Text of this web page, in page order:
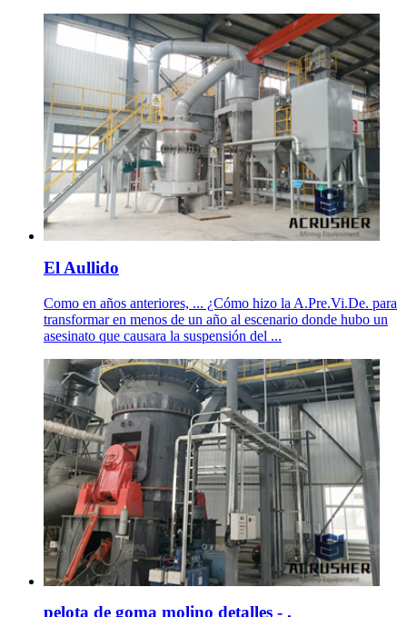
El Aullido
Como en años anteriores, ... ¿Cómo hizo la A.Pre.Vi.De. para
transformar en menos de un año al escenario donde hubo un
asesinato que causara la suspensión del ...
pelota de goma molino detalles - .